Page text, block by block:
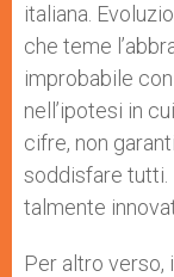
italiana.
che teme
improbabile
nell’ipotesi in
cifre, non
soddisfare tutti.
talmente
Per altro verso,